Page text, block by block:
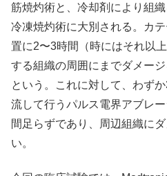
筋焼灼術と、冷却剤により組
冷凍焼灼術に大別される。カ
置に2〜3時間（時にはそれ以
する組織の周囲にまでダメー
という。これに対して、わず
流して行うパルス電界アブレ
間足らずであり、周辺組織に
い。